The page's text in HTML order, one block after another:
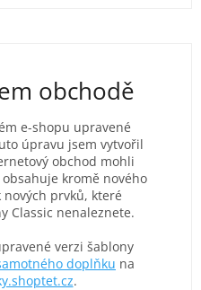
obchodě
e-shopu upravené
úpravu jsem vytvořil
obchod mohli
kromě nového
prvků, které
Classic nenaleznete.
verzi šablony
doplňku na
.